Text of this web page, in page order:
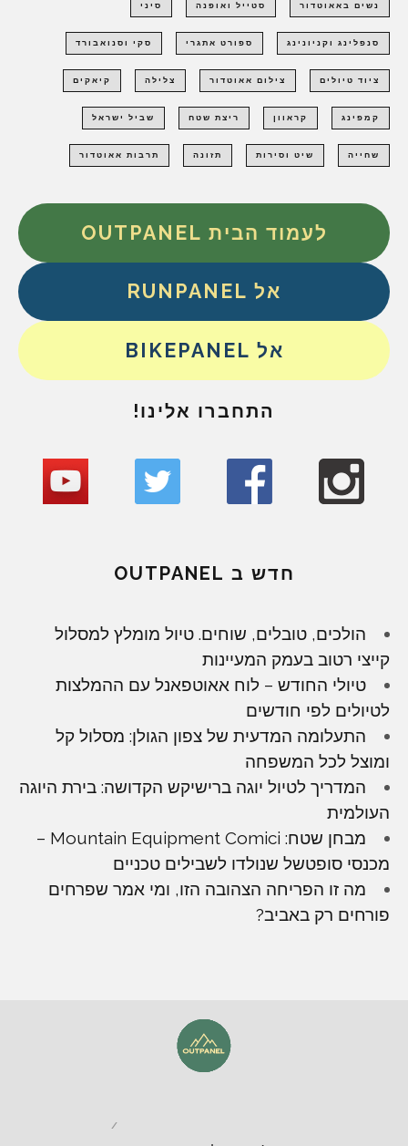
נשים באאוטדור סטייל ואופנה סיני
סנפלינג וקניונינג ספורט אתגרי סקי וסנואבורד
ציוד טיולים צילום אאוטדור צלילה קיאקים
קמפינג קראוון ריצת שטח שביל ישראל
שחייה שיט וסירות תזונה תרבות אאוטדור
לעמוד הבית OUTPANEL
אל RUNPANEL
אל BIKEPANEL
התחברו אלינו!
חדש ב OUTPANEL
הולכים, טובלים, שוחים. טיול מומלץ למסלול
קייצי רטוב בעמק המעיינות
טיולי החודש – לוח אאוטפאנל עם ההמלצות
לטיולים לפי חודשים
התעלומה המדעית של צפון הגולן: מסלול קל
ומוצל לכל המשפחה
המדריך לטיול יוגה ברישיקש הקדושה: בירת היוגה
העולמית
מבחן שטח: Mountain Equipment Comici –
מכנסי סופטשל שנולדו לשבילים טכניים
מה זו הפריחה הצהובה הזו, ומי אמר שפרחים
פורחים רק באביב?